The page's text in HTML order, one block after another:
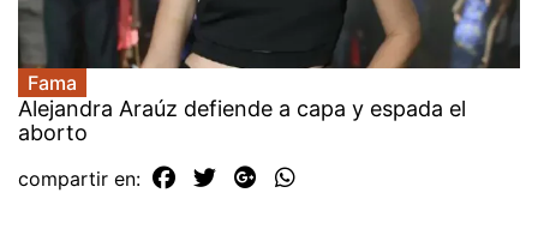
Fama
Alejandra Araúz defiende a capa y espada el
aborto
compartir en: